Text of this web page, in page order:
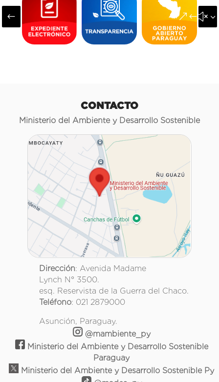
#
CONTACTO
Ministerio del Ambiente y Desarrollo Sostenible
Dirección: Avenida Madame
Lynch N° 3500.
esq. Reservista de la Guerra del Chaco.
Teléfono: 021 2879000
Asunción, Paraguay.
@mambiente_py
Ministerio del Ambiente y Desarrollo Sostenible
Paraguay
Ministerio del Ambiente y Desarrollo Sostenible Py